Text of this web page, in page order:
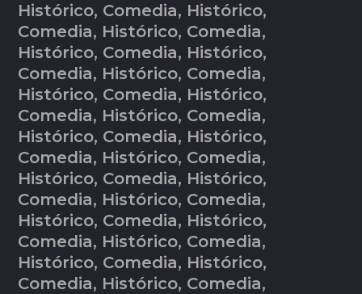
Histórico, Comedia, Histórico,
Comedia, Histórico, Comedia,
Histórico, Comedia, Histórico,
Comedia, Histórico, Comedia,
Histórico, Comedia, Histórico,
Comedia, Histórico, Comedia,
Histórico, Comedia, Histórico,
Comedia, Histórico, Comedia,
Histórico, Comedia, Histórico,
Comedia, Histórico, Comedia,
Histórico, Comedia, Histórico,
Comedia, Histórico, Comedia,
Histórico, Comedia, Histórico,
Comedia, Histórico, Comedia,